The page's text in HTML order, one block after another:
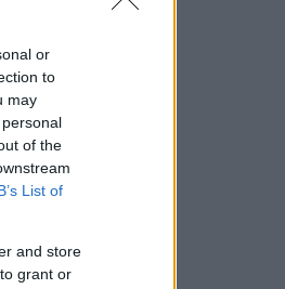
or
to
may
of the
List of
and store
grant or